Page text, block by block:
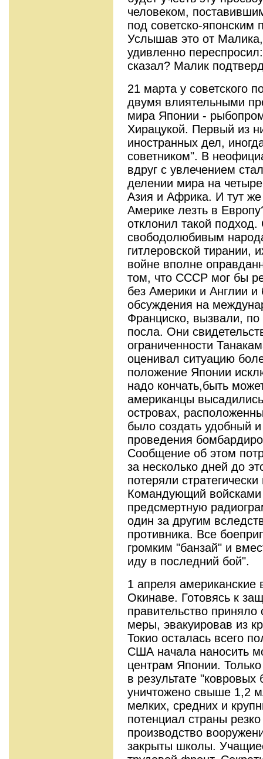
человеком,
под советско-японским
Услышав это от
удивленно
сказал? Малик
21 марта у советского
двумя влиятельными
мира Японии -
Хирацукой. Первый из
иностранных дел,
советником". В
вдруг с увлечением
делении мира на
Азия и Африка. И тут
Америке лезть в
отклонил такой
свободолюбивым
гитлеровской тирании,
войне вполне
том, что СССР мог бы
без Америки и Англии и
обсуждения на
Франциско, вызвали,
посла. Они
ограниченности
оценивал ситуацию
положение Японии
надо кончать,быть
американцы
островах,
было создать удобный
проведения
Сообщение об этом
за несколько дней до
потеряли
Командующий войсками
предсмертную
один за другим
противника. Все
громким "банзай" и
иду в последний бой".
1 апреля американские
Окинаве. Готовясь к
правительство
меры, эвакуировав из
Токио осталась всего
США начала наносить
центрам Японии.
в результате
уничтожено свыше 1,2
мелких, средних и
потенциал страны
производство
закрыты школы.